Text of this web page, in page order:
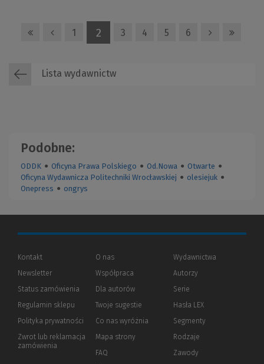
1 2 3 4 5 6
Lista wydawnictw
Podobne:
ODDK ● Oficyna Prawa Polskiego ● Od.Nowa ● Otwarte ●
Oficyna Wydawnicza Politechniki Wrocławskiej ● olesiejuk ●
Onepress ● ongrys
Kontakt
Newsletter
Status zamówienia
Regulamin sklepu
Polityka prywatności (Nowe
(Link
innej
Zwrot lub reklamacja
zamówienia
O nas
Współpraca
Dla autorów(Nowe
(Link
innej
strony)
Twoje sugestie
Co nas wyróżnia
Mapa strony
FAQ
Wydawnictwa
Autorzy
Serie
Hasła LEX
Segmenty
Rodzaje
Zawody